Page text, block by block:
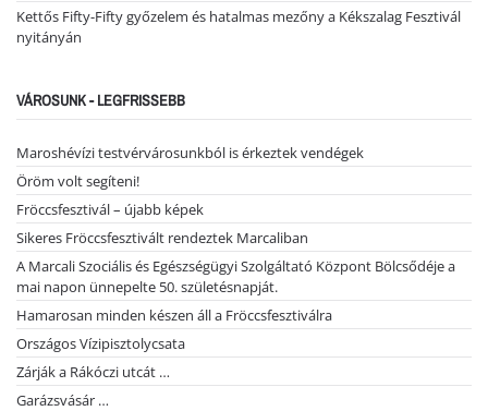
Kettős Fifty-Fifty győzelem és hatalmas mezőny a Kékszalag Fesztivál
nyitányán
VÁROSUNK - LEGFRISSEBB
Maroshévízi testvérvárosunkból is érkeztek vendégek
Öröm volt segíteni!
Fröccsfesztivál – újabb képek
Sikeres Fröccsfesztivált rendeztek Marcaliban
A Marcali Szociális és Egészségügyi Szolgáltató Központ Bölcsődéje a
mai napon ünnepelte 50. születésnapját.
Hamarosan minden készen áll a Fröccsfesztiválra
Országos Vízipisztolycsata
Zárják a Rákóczi utcát …
Garázsvásár …